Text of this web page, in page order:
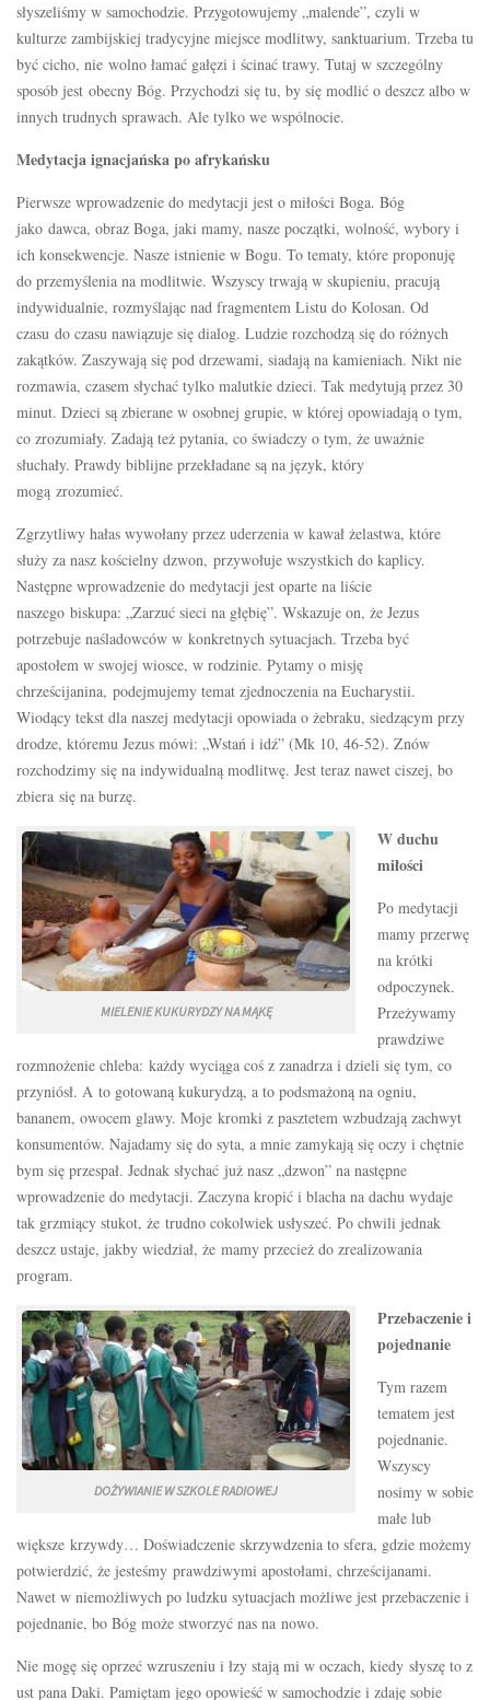
słyszeliśmy w samochodzie. Przygotowujemy „malende”, czyli w
kulturze zambijskiej tradycyjne miejsce modlitwy, sanktuarium. Trzeba tu
być cicho, nie wolno łamać gałęzi i ścinać trawy. Tutaj w szczególny
sposób jest obecny Bóg. Przychodzi się tu, by się modlić o deszcz albo w
innych trudnych sprawach. Ale tylko we wspólnocie.
Medytacja ignacjańska po afrykańsku
Pierwsze wprowadzenie do medytacji jest o miłości Boga. Bóg
jako dawca, obraz Boga, jaki mamy, nasze początki, wolność, wybory i
ich konsekwencje. Nasze istnienie w Bogu. To tematy, które proponuję
do przemyślenia na modlitwie. Wszyscy trwają w skupieniu, pracują
indywidualnie, rozmyślając nad fragmentem Listu do Kolosan. Od
czasu do czasu nawiązuje się dialog. Ludzie rozchodzą się do różnych
zakątków. Zaszywają się pod drzewami, siadają na kamieniach. Nikt nie
rozmawia, czasem słychać tylko malutkie dzieci. Tak medytują przez 30
minut. Dzieci są zbierane w osobnej grupie, w której opowiadają o tym,
co zrozumiały. Zadają też pytania, co świadczy o tym, że uważnie
słuchały. Prawdy biblijne przekładane są na język, który
mogą zrozumieć.
Zgrzytliwy hałas wywołany przez uderzenia w kawał żelastwa, które
służy za nasz kościelny dzwon, przywołuje wszystkich do kaplicy.
Następne wprowadzenie do medytacji jest oparte na liście
naszego biskupa: „Zarzuć sieci na głębię”. Wskazuje on, że Jezus
potrzebuje naśladowców w konkretnych sytuacjach. Trzeba być
apostołem w swojej wiosce, w rodzinie. Pytamy o misję
chrześcijanina, podejmujemy temat zjednoczenia na Eucharystii.
Wiodący tekst dla naszej medytacji opowiada o żebraku, siedzącym przy
drodze, któremu Jezus mówi: „Wstań i idź” (Mk 10, 46-52). Znów
rozchodzimy się na indywidualną modlitwę. Jest teraz nawet ciszej, bo
zbiera się na burzę.
MIELENIE KUKURYDZY NA MĄKĘ
W duchu
miłości
Po medytacji
mamy przerwę
na krótki
odpoczynek.
Przeżywamy
prawdziwe
rozmnożenie chleba: każdy wyciąga coś z zanadrza i dzieli się tym, co
przyniósł. A to gotowaną kukurydzą, a to podsmażoną na ogniu,
bananem, owocem glawy. Moje kromki z pasztetem wzbudzają zachwyt
konsumentów. Najadamy się do syta, a mnie zamykają się oczy i chętnie
bym się przespał. Jednak słychać już nasz „dzwon” na następne
wprowadzenie do medytacji. Zaczyna kropić i blacha na dachu wydaje
tak grzmiący stukot, że trudno cokolwiek usłyszeć. Po chwili jednak
deszcz ustaje, jakby wiedział, że mamy przecież do zrealizowania
program.
DOŻYWIANIE W SZKOLE RADIOWEJ
Przebaczenie i
pojednanie
Tym razem
tematem jest
pojednanie.
Wszyscy
nosimy w sobie
małe lub
większe krzywdy… Doświadczenie skrzywdzenia to sfera, gdzie możemy
potwierdzić, że jesteśmy prawdziwymi apostołami, chrześcijanami.
Nawet w niemożliwych po ludzku sytuacjach możliwe jest przebaczenie i
pojednanie, bo Bóg może stworzyć nas na nowo.
Nie mogę się oprzeć wzruszeniu i łzy stają mi w oczach, kiedy słyszę to z
ust pana Daki. Pamiętam jego opowieść w samochodzie i zdaję sobie